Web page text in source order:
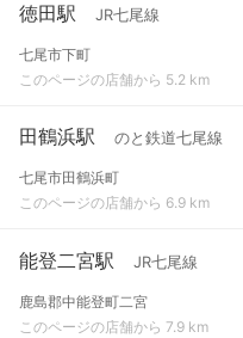
徳田駅 JR七尾線
七尾市下町
このページの店舗から 5.2 km
田鶴浜駅 のと鉄道七尾線
七尾市田鶴浜町
このページの店舗から 6.9 km
能登二宮駅 JR七尾線
鹿島郡中能登町二宮
このページの店舗から 7.9 km